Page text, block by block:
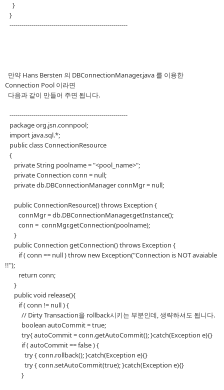
}
}
-----------------------------------------------------------
만약 Hans Bersten 의 DBConnectionManager.java 를 이용한
Connection Pool 이라면
다음과 같이 만들어 주면 됩니다.
-----------------------------------------------------------
package org.jsn.connpool;
import java.sql.*;
public class ConnectionResource
{
private String poolname = "<pool_name>";
private Connection conn = null;
private db.DBConnectionManager connMgr = null;
public ConnectionResource() throws Exception {
connMgr = db.DBConnectionManager.getInstance();
conn = connMgr.getConnection(poolname);
}
public Connection getConnection() throws Exception {
if ( conn == null ) throw new Exception("Connection is NOT avaiable
!!");
return conn;
}
public void release(){
if ( conn != null ) {
// Dirty Transaction을 rollback시키는 부분인데, 생략하셔도 됩니다.
boolean autoCommit = true;
try{ autoCommit = conn.getAutoCommit(); }catch(Exception e){}
if ( autoCommit == false ) {
try { conn.rollback(); }catch(Exception e){}
try { conn.setAutoCommit(true); }catch(Exception e){}
}